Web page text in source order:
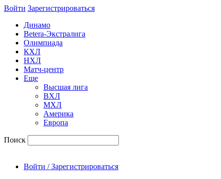
Войти Зарегиcтрироваться
Динамо
Betera-Экстралига
Олимпиада
КХЛ
НХЛ
Матч-центр
Еще
Высшая лига
ВХЛ
МХЛ
Америка
Европа
Поиск
Войти / Зарегистрироваться